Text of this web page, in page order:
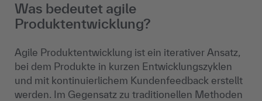
Was bedeutet agile
Produktentwicklung?
Agile Produktentwicklung ist ein iterativer Ansatz,
bei dem Produkte in kurzen Entwicklungszyklen
und mit kontinuierlichem Kundenfeedback erstellt
werden. Im Gegensatz zu traditionellen Methoden